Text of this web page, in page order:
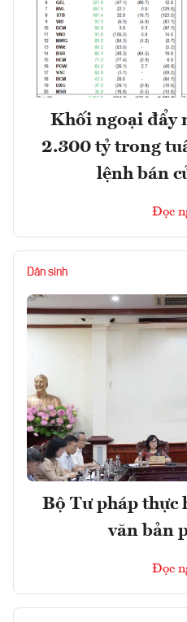
Khối ngoại đẩy
2.300 tỷ trong
lệnh bán
Đọc
Dân sinh
Bộ Tư pháp thực
văn bản
Đọc